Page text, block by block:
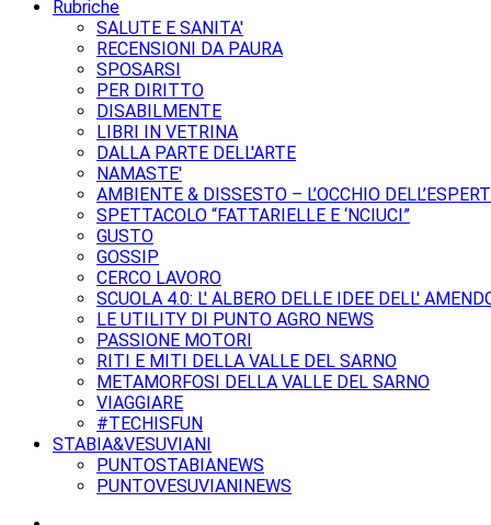
Rubriche
SALUTE E SANITA'
RECENSIONI DA PAURA
SPOSARSI
PER DIRITTO
DISABILMENTE
LIBRI IN VETRINA
DALLA PARTE DELL'ARTE
NAMASTE'
AMBIENTE & DISSESTO – L’OCCHIO
SPETTACOLO “FATTARIELLE E ‘NCIUCI”
GUSTO
GOSSIP
CERCO LAVORO
SCUOLA 4.0: L' ALBERO DELLE IDEE DELL'
LE UTILITY DI PUNTO AGRO NEWS
PASSIONE MOTORI
RITI E MITI DELLA VALLE DEL SARNO
METAMORFOSI DELLA VALLE DEL SARNO
VIAGGIARE
#TECHISFUN
STABIA&VESUVIANI
PUNTOSTABIANEWS
PUNTOVESUVIANINEWS